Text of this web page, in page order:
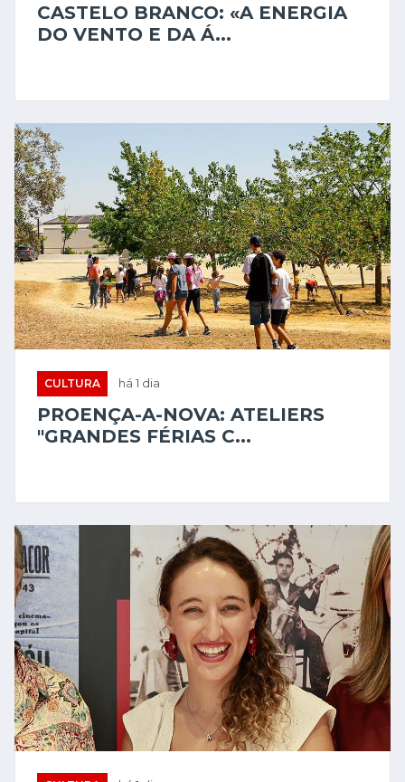
CASTELO BRANCO: «A ENERGIA
DO VENTO E DA Á...
CULTURA há 1 dia
PROENÇA-A-NOVA: ATELIERS
"GRANDES FÉRIAS C...